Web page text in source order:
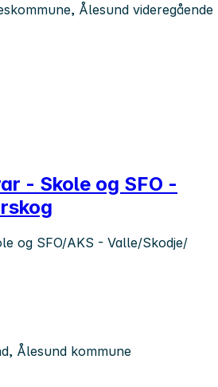
Ålesund videregående
- Skole og SFO -
og SFO/AKS - Valle/Skodje/
Ålesund kommune